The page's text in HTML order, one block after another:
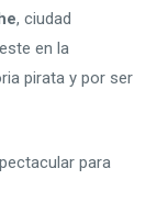
, ciudad
en la
pirata y por ser
para